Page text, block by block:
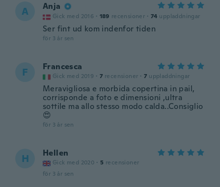
A Anja
Gick med 2016 · 189 recensioner · 74 uppladdningar
Ser fint ud kom indenfor tiden
för 3 år sen
F Francesca
Gick med 2019 · 7 recensioner · 7 uppladdningar
Meravigliosa e morbida copertina in pail,
corrisponde a foto e dimensioni ,ultra
sottile ma allo stesso modo calda..Consiglio
😍
för 3 år sen
H Hellen
Gick med 2020 · 5 recensioner
för 3 år sen